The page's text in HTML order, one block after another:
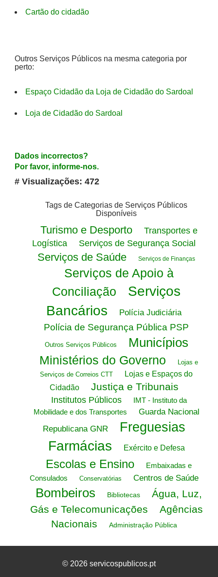
Cartão do cidadão
Outros Serviços Públicos na mesma categoria por
perto:
Espaço Cidadão da Loja de Cidadão do Sardoal
Loja de Cidadão do Sardoal
Dados incorrectos?
Por favor, informe-nos.
# Visualizações: 472
Tags de Categorias de Serviços Públicos
Disponíveis
Turismo e Desporto
Transportes e
Logística
Serviços de Segurança Social
Serviços de Saúde Serviços de Finanças
Serviços de Apoio à
Conciliação
Serviços
Bancários
Polícia Judiciária
Polícia de Segurança Pública PSP
Outros Serviços Públicos Municípios
Ministérios do Governo
Lojas e
Serviços de Correios CTT
Lojas e Espaços do
Cidadão
Justiça e Tribunais
Institutos Públicos
IMT - Instituto da
Mobilidade e dos Transportes
Guarda Nacional
Republicana GNR
Freguesias
Farmácias Exército e Defesa
Escolas e Ensino
Embaixadas e
Consulados
Conservatórias Centros de Saúde
Bombeiros Bibliotecas
Água, Luz,
Gás e Telecomunicações
Agências
Nacionais
Administração Pública
© 2026 servicospublicos.pt